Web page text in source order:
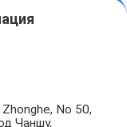
No 50,
Чаншу,